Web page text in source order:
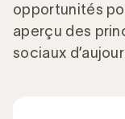
opportunités
aperçu des
sociaux